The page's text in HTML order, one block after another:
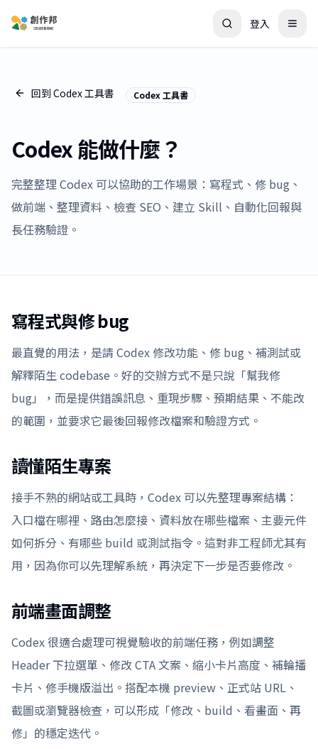
登入
回到 Codex 工具書 Codex 工具書
Codex 能做什麼？
完整整理 Codex 可以協助的工作場景：寫程式、修 bug、
做前端、整理資料、檢查 SEO、建立 Skill、自動化回報與
長任務驗證。
寫程式與修 bug
最直覺的用法，是請 Codex 修改功能、修 bug、補測試或
解釋陌生 codebase。好的交辦方式不是只說「幫我修
bug」，而是提供錯誤訊息、重現步驟、預期結果、不能改
的範圍，並要求它最後回報修改檔案和驗證方式。
讀懂陌生專案
接手不熟的網站或工具時，Codex 可以先整理專案結構：
入口檔在哪裡、路由怎麼接、資料放在哪些檔案、主要元件
如何拆分、有哪些 build 或測試指令。這對非工程師尤其有
用，因為你可以先理解系統，再決定下一步是否要修改。
前端畫面調整
Codex 很適合處理可視覺驗收的前端任務，例如調整
Header 下拉選單、修改 CTA 文案、縮小卡片高度、補輪播
卡片、修手機版溢出。搭配本機 preview、正式站 URL、
截圖或瀏覽器檢查，可以形成「修改、build、看畫面、再
修」的穩定迭代。